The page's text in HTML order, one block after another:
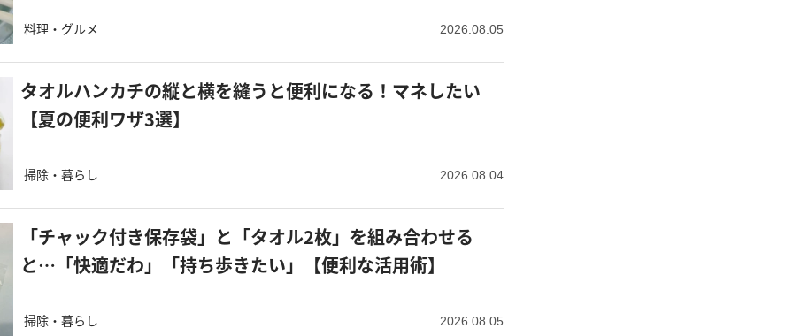
料理・グルメ 2026.08.05
タオルハンカチの縦と横を縫うと便利になる！マネしたい
【夏の便利ワザ3選】
掃除・暮らし 2026.08.04
「チャック付き保存袋」と「タオル2枚」を組み合わせる
と…「快適だわ」「持ち歩きたい」【便利な活用術】
掃除・暮らし 2026.08.05